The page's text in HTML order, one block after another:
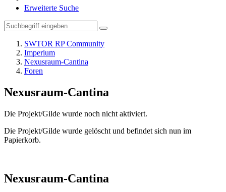
Erweiterte Suche
SWTOR RP Community
Imperium
Nexusraum-Cantina
Foren
Nexusraum-Cantina
Die Projekt/Gilde wurde noch nicht aktiviert.
Die Projekt/Gilde wurde gelöscht und befindet sich nun im
Papierkorb.
Nexusraum-Cantina